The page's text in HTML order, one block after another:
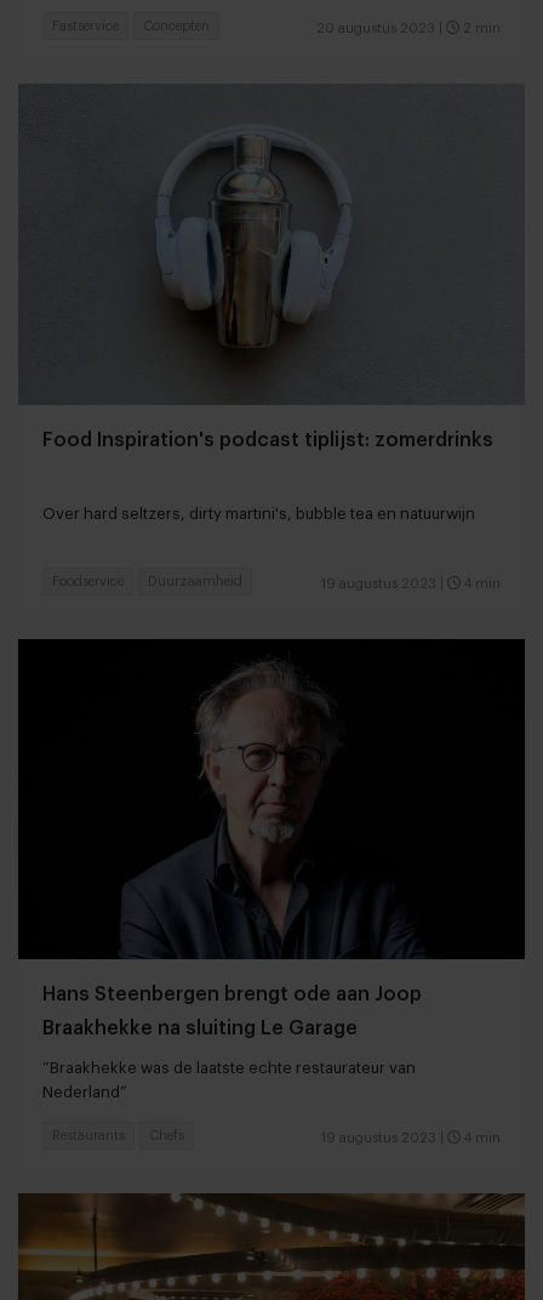
20 augustus 2023 2 min
Fastservice Concepten
Food Inspiration's podcast tiplijst: zomerdrinks
Over hard seltzers, dirty martini's, bubble tea en natuurwijn
19 augustus 2023 4 min
Foodservice Duurzaamheid
Hans Steenbergen brengt ode aan Joop
Braakhekke na sluiting Le Garage
“Braakhekke was de laatste echte restaurateur van
Nederland”
19 augustus 2023 4 min
Restaurants Chefs